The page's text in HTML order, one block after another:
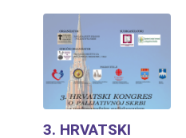
3. HRVATSKI